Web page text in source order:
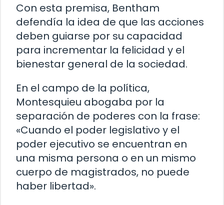
Con esta premisa, Bentham
defendía la idea de que las acciones
deben guiarse por su capacidad
para incrementar la felicidad y el
bienestar general de la sociedad.
En el campo de la política,
Montesquieu abogaba por la
separación de poderes con la frase:
«Cuando el poder legislativo y el
poder ejecutivo se encuentran en
una misma persona o en un mismo
cuerpo de magistrados, no puede
haber libertad».